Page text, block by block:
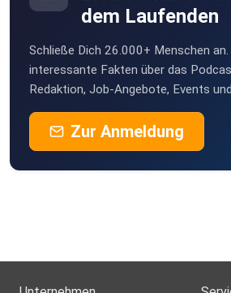
dem Laufenden
Schließe Dich 26.000+ Menschen an.
interessante Fakten über das
Redaktion, Job-Angebote, Events
Zur Anmeldung